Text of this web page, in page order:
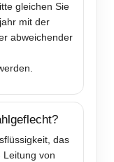
gleichen Sie
mit der
abweichender
das
Leitung von